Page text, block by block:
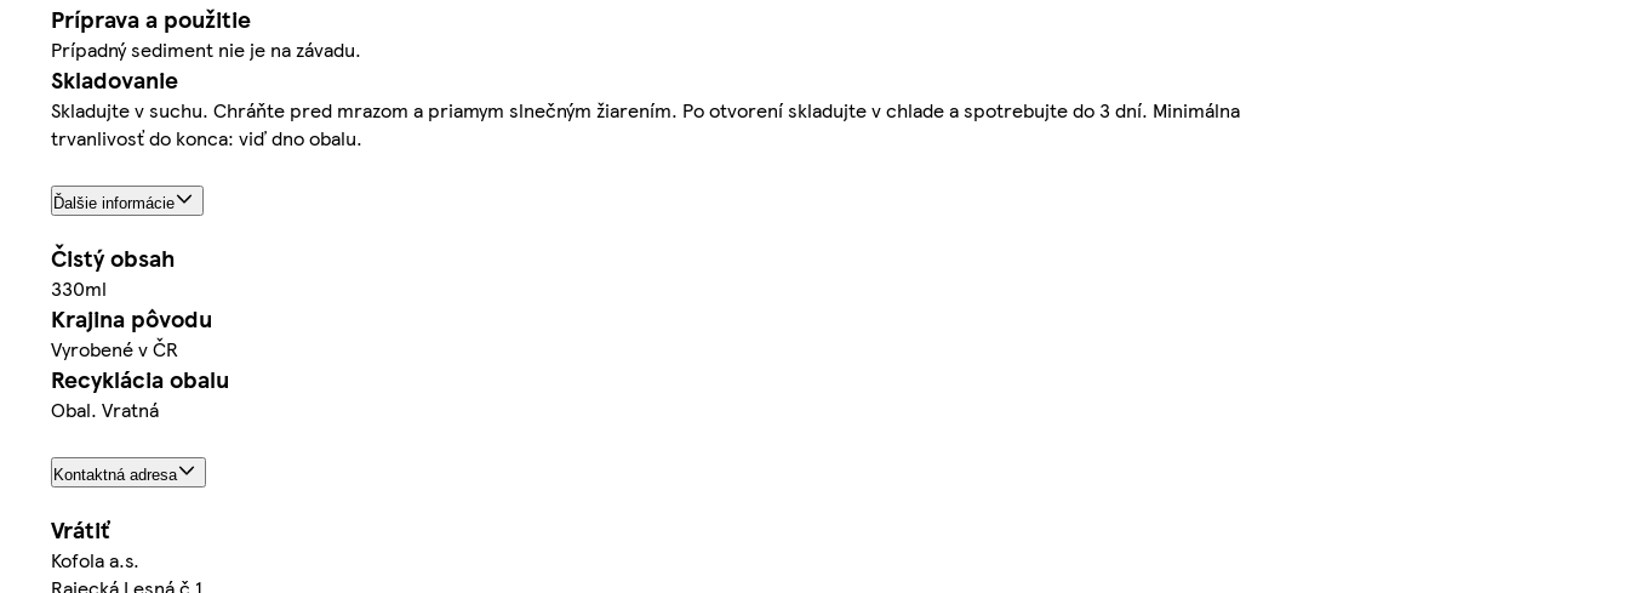
Príprava a použitie
Prípadný sediment nie je na závadu.
Skladovanie
Skladujte v suchu. Chráňte pred mrazom a priamym slnečným žiarením. Po otvorení skladujte v chlade a spotrebujte do 3 dní. Minimálna
trvanlivosť do konca: viď dno obalu.
Ďalšie informácie
Čistý obsah
330ml
Krajina pôvodu
Vyrobené v ČR
Recyklácia obalu
Obal. Vratná
Kontaktná adresa
Vrátiť
Kofola a.s.
Rajecká Lesná č.1